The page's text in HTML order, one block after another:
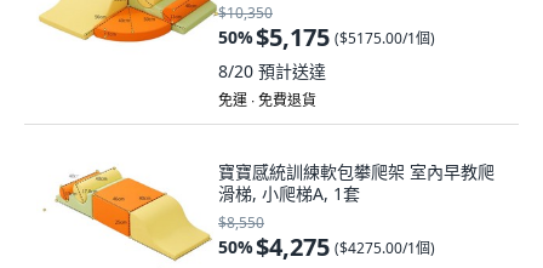
$10,350
50%$5,175 ($5175.00/1個)
8/20 預計送達
免運 ∙ 免費退貨
寶寶感統訓練軟包攀爬架 室內早教爬
滑梯, 小爬梯A, 1套
$8,550
50%$4,275 ($4275.00/1個)